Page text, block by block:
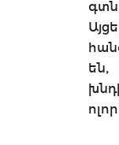
են,